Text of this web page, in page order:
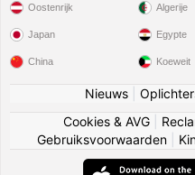
Oostenrijk
Japan
China
Algerije
Egypte
Koeweit
Nieuws|
Cookies & AVG
Gebruiksvoorwaarden